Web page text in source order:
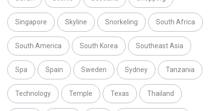
Singapore Skyline Snorkeling South Africa
South America South Korea Southeast Asia
Spa Spain Sweden Sydney Tanzania
Technology Temple Texas Thailand